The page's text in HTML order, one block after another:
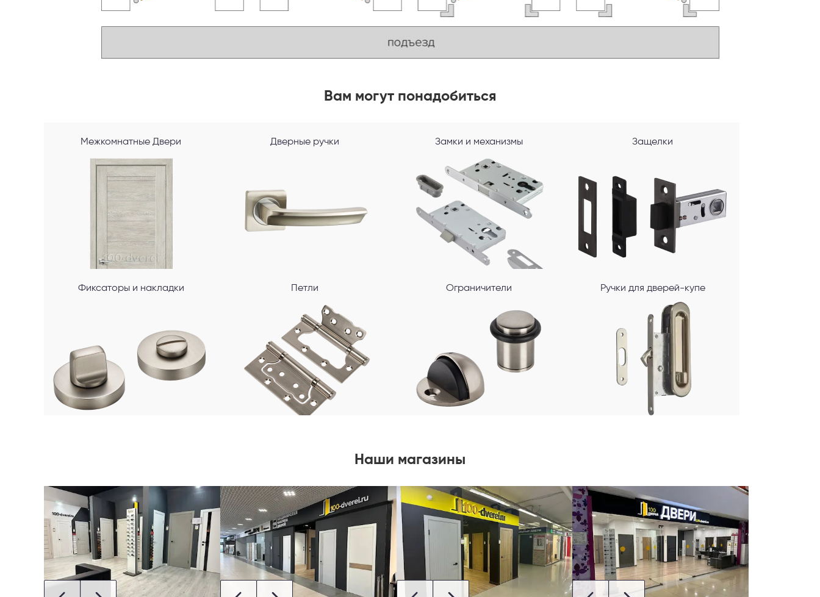
Вам могут понадобиться
Межкомнатные Двери Дверные ручки Замки и механизмы Защелки
Фиксаторы и накладки Петли Ограничители Ручки для дверей-купе
Наши магазины